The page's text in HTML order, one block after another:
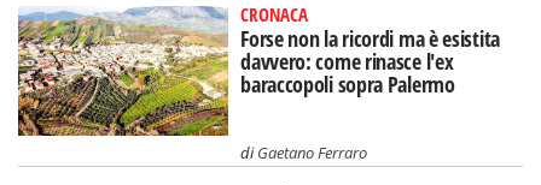
CRONACA
Forse non la ricordi ma è esistita
davvero: come rinasce l'ex
baraccopoli sopra Palermo
diGaetano Ferraro